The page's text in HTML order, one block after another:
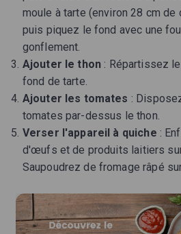
moule à tarte (environ 28 cm de
puis piquez le fond avec une
gonflement.
Ajouter le thon : Répartissez
fond de tarte.
Ajouter les tomates :
tomates par-dessus le thon.
Verser l'appareil à quiche :
d'œufs et de produits laitiers
Saupoudrez de fromage râpé